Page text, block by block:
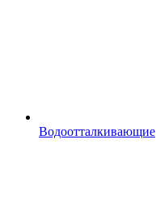
Водоотталкивающие